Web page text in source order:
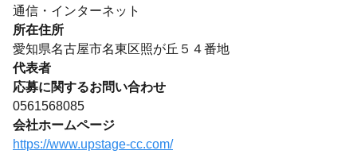
通信・インターネット
所在住所
愛知県名古屋市名東区照が丘５４番地
代表者
応募に関するお問い合わせ
0561568085
会社ホームページ
https://www.upstage-cc.com/